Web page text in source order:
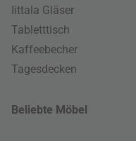
Iittala Gläser
Tabletttisch
Kaffeebecher
Tagesdecken
Beliebte Möbel